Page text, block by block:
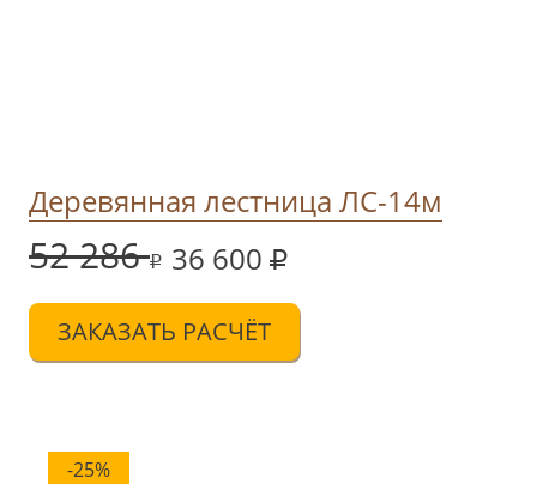
Деревянная лестница ЛС-14м
52 286 36 600
ЗАКАЗАТЬ РАСЧЁТ
-25%